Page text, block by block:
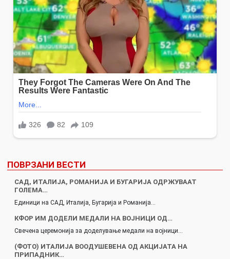
ПОВРЗАНИ ВЕСТИ
САД, ИТАЛИЈА, РОМАНИЈА И БУГАРИЈА ОДРЖУВААТ
ГОЛЕМА…
Единици на САД, Италија, Бугарија и Романија…
КФОР ИМ ДОДЕЛИ МЕДАЛИ НА ВОЈНИЦИ ОД…
Свечена церемонија за доделување медали на војници…
(ФОТО) ИТАЛИЈА ВООДУШЕВЕНА ОД АКЦИЈАТА НА
ПРИПАДНИК…